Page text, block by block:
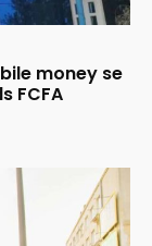
money se
FCFA